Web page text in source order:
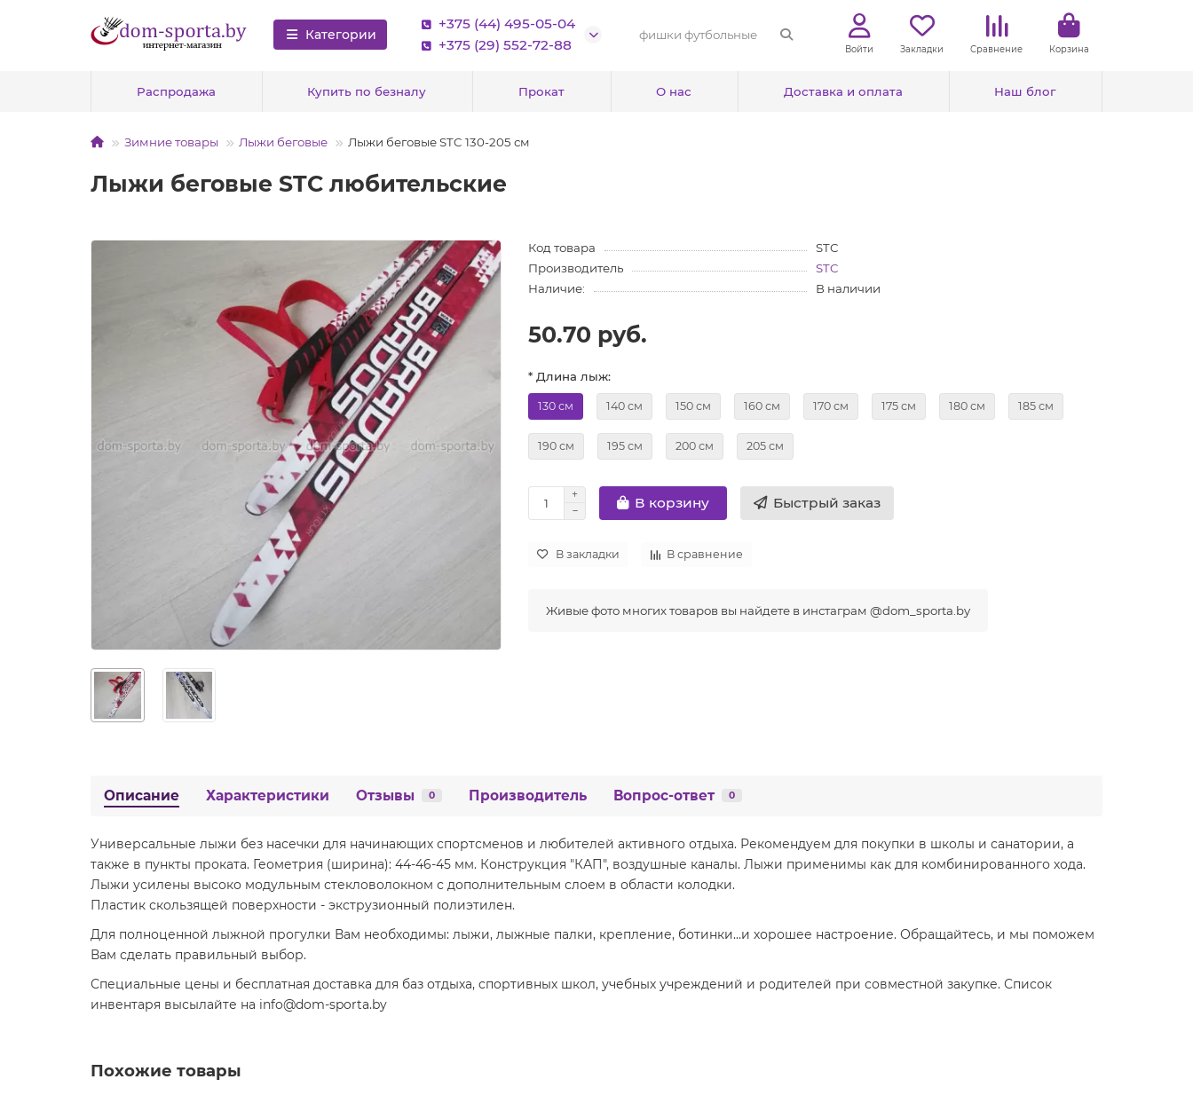
Категории
+375 (44) 495-05-04
+375 (29) 552-72-88
Войти Закладки Сравнение Корзина
Распродажа Купить по безналу Прокат О нас Доставка и оплата Наш блог
Зимние товары Лыжи беговые Лыжи беговые STC 130-205 см
Лыжи беговые STC любительские
Код товара
STC
Производитель
STC
Наличие:
В наличии
50.70 руб.
* Длина лыж:
130 см 140 см 150 см 160 см 170 см 175 см 180 см 185 см
190 см 195 см 200 см 205 см
В корзину Быстрый заказ
В закладки В сравнение
Живые фото многих товаров вы найдете в инстаграм @dom_sporta.by
Описание Характеристики Отзывы 0 Производитель Вопрос-ответ 0
Универсальные лыжи без насечки для начинающих спортсменов и любителей активного отдыха. Рекомендуем для покупки в школы и санатории, а
также в пункты проката. Геометрия (ширина): 44-46-45 мм. Конструкция "КАП", воздушные каналы. Лыжи применимы как для комбинированного хода.
Лыжи усилены высоко модульным стекловолокном с дополнительным слоем в области колодки.
Пластик скользящей поверхности - экструзионный полиэтилен.
Для полноценной лыжной прогулки Вам необходимы: лыжи, лыжные палки, крепление, ботинки...и хорошее настроение. Обращайтесь, и мы поможем
Вам сделать правильный выбор.
Специальные цены и бесплатная доставка для баз отдыха, спортивных школ, учебных учреждений и родителей при совместной закупке. Список
инвентаря высылайте на info@dom-sporta.by
Похожие товары